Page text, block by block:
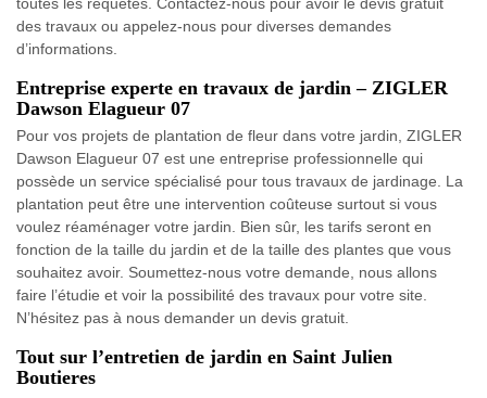
toutes les requêtes. Contactez-nous pour avoir le devis gratuit
des travaux ou appelez-nous pour diverses demandes
d’informations.
Entreprise experte en travaux de jardin – ZIGLER
Dawson Elagueur 07
Pour vos projets de plantation de fleur dans votre jardin, ZIGLER
Dawson Elagueur 07 est une entreprise professionnelle qui
possède un service spécialisé pour tous travaux de jardinage. La
plantation peut être une intervention coûteuse surtout si vous
voulez réaménager votre jardin. Bien sûr, les tarifs seront en
fonction de la taille du jardin et de la taille des plantes que vous
souhaitez avoir. Soumettez-nous votre demande, nous allons
faire l’étudie et voir la possibilité des travaux pour votre site.
N’hésitez pas à nous demander un devis gratuit.
Tout sur l’entretien de jardin en Saint Julien
Boutieres